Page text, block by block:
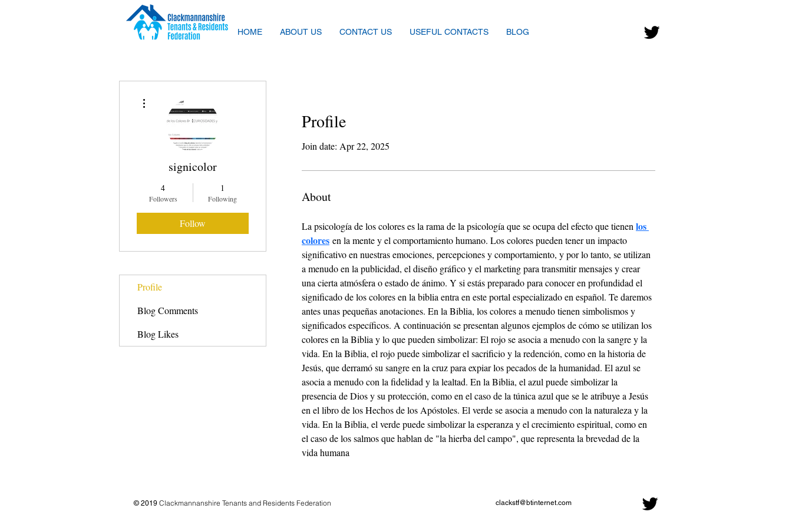
HOME ABOUT US CONTACT US USEFUL CONTACTS BLOG
Profile
Join date: Apr 22, 2025
About
La psicología de los colores es la rama de la psicología que se ocupa del efecto que tienen los
colores en la mente y el comportamiento humano. Los colores pueden tener un impacto
significativo en nuestras emociones, percepciones y comportamiento, y por lo tanto, se utilizan
a menudo en la publicidad, el diseño gráfico y el marketing para transmitir mensajes y crear
una cierta atmósfera o estado de ánimo. Y si estás preparado para conocer en profundidad el
significado de los colores en la biblia entra en este portal especializado en español. Te daremos
antes unas pequeñas anotaciones. En la Biblia, los colores a menudo tienen simbolismos y
significados específicos. A continuación se presentan algunos ejemplos de cómo se utilizan los
colores en la Biblia y lo que pueden simbolizar: El rojo se asocia a menudo con la sangre y la
vida. En la Biblia, el rojo puede simbolizar el sacrificio y la redención, como en la historia de
Jesús, que derramó su sangre en la cruz para expiar los pecados de la humanidad. El azul se
asocia a menudo con la fidelidad y la lealtad. En la Biblia, el azul puede simbolizar la
presencia de Dios y su protección, como en el caso de la túnica azul que se le atribuye a Jesús
en el libro de los Hechos de los Apóstoles. El verde se asocia a menudo con la naturaleza y la
vida. En la Biblia, el verde puede simbolizar la esperanza y el crecimiento espiritual, como en
el caso de los salmos que hablan de "la hierba del campo", que representa la brevedad de la
vida humana
signicolor
4
Followers
1
Following
Follow
Profile
Blog Comments
Blog Likes
© 2019 Clackmannanshire Tenants and Residents Federation clackstf@btinternet.com